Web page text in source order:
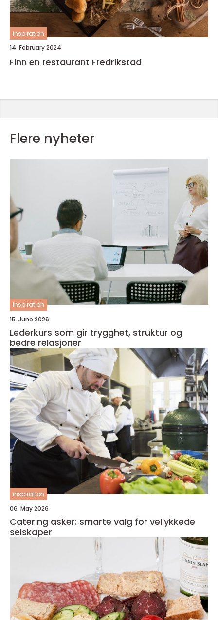
inspiration
14. February 2024
Finn en restaurant Fredrikstad
Flere nyheter
inspiration
15. June 2026
Lederkurs som gir trygghet, struktur og
bedre relasjoner
inspiration
06. May 2026
Catering asker: smarte valg for vellykkede
selskaper